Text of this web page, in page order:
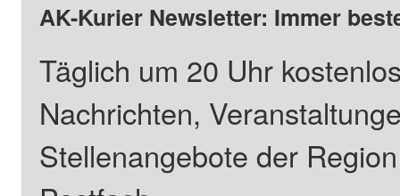
AK-Kurier Newsletter: Immer
Täglich um 20 Uhr
Nachrichten,
Stellenangebote der